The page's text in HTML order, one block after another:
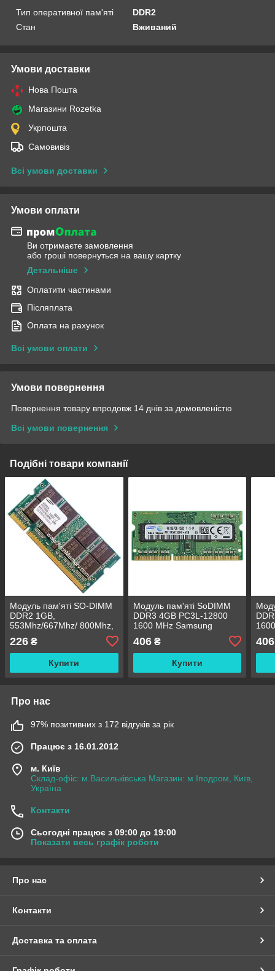
Тип оперативної пам'яті
DDR2
Стан
Вживаний
Умови доставки
Нова Пошта
Магазини Rozetka
Укрпошта
Самовивіз
Всі умови доставки
Умови оплати
Ви отримаєте замовлення
або гроші повернуться на вашу картку
Детальніше
Оплатити частинами
Післяплата
Оплата на рахунок
Всі умови оплати
Умови повернення
Повернення товару впродовж 14 днів за домовленістю
Всі умови повернення
Подібні товари компанії
Модуль пам'яті SO-DIMM
DDR2 1GB,
553Mhz/667Mhz/ 800Mhz,
226 ₴
Купити
Модуль пам'яті SoDIMM
DDR3 4GB PC3L-12800
1600 MHz Samsung
OEM
406₴
Купити
406
Про нас
97% позитивних з 172 відгуків за рік
Працює з 16.01.2012
м. Київ
Склад-офіс: м.Васильківська Магазин: м.Іподром, Київ,
Україна
Контакти
Сьогодні працює з 09:00 до 19:00
Показати весь графік роботи
Про нас
Контакти
Доставка та оплата